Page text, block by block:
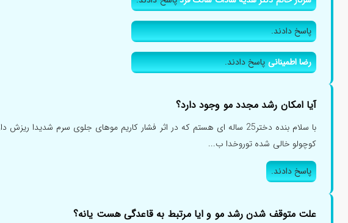
پاسخ دادند.
رضا اطمینانیپاسخ دادند.
آیا امکان رشد مجدد مو وجود دارد؟
با سلام بنده دختر25 ساله ای هستم که در اثر فشار کاریم موهای جلوی سرم شدیدا
کوچولو خالی شده توروخدا ب...
پاسخ دادند.
علت متوقف شدن رشد مو و ایا مرتبط به قاعدگی هست یانه؟